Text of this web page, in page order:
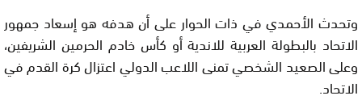
وتحدث الأحمدي في ذات الحوار على أن هدفه هو إسعاد جمهور
الاتحاد بالبطولة العربية للاندية أو كأس خادم الحرمين الشريفين،
وعلى الصعيد الشخصي تمنى اللاعب الدولي اعتزال كرة القدم في
الاتحاد.